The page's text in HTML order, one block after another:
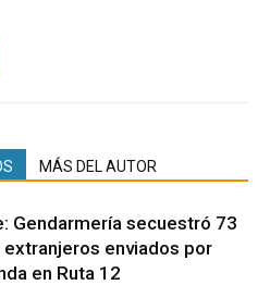
MÁS DEL AUTOR
Gendarmería secuestró 73
extranjeros enviados por
en Ruta 12